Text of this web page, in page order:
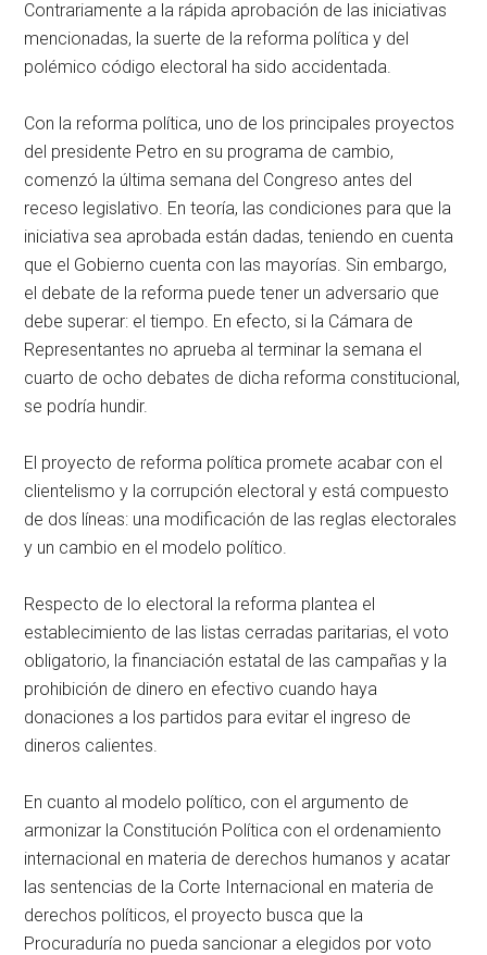
Contrariamente a la rápida aprobación de las iniciativas
mencionadas, la suerte de la reforma política y del
polémico código electoral ha sido accidentada.
Con la reforma política, uno de los principales proyectos
del presidente Petro en su programa de cambio,
comenzó la última semana del Congreso antes del
receso legislativo. En teoría, las condiciones para que la
iniciativa sea aprobada están dadas, teniendo en cuenta
que el Gobierno cuenta con las mayorías. Sin embargo,
el debate de la reforma puede tener un adversario que
debe superar: el tiempo. En efecto, si la Cámara de
Representantes no aprueba al terminar la semana el
cuarto de ocho debates de dicha reforma constitucional,
se podría hundir.
El proyecto de reforma política promete acabar con el
clientelismo y la corrupción electoral y está compuesto
de dos líneas: una modificación de las reglas electorales
y un cambio en el modelo político.
Respecto de lo electoral la reforma plantea el
establecimiento de las listas cerradas paritarias, el voto
obligatorio, la financiación estatal de las campañas y la
prohibición de dinero en efectivo cuando haya
donaciones a los partidos para evitar el ingreso de
dineros calientes.
En cuanto al modelo político, con el argumento de
armonizar la Constitución Política con el ordenamiento
internacional en materia de derechos humanos y acatar
las sentencias de la Corte Internacional en materia de
derechos políticos, el proyecto busca que la
Procuraduría no pueda sancionar a elegidos por voto